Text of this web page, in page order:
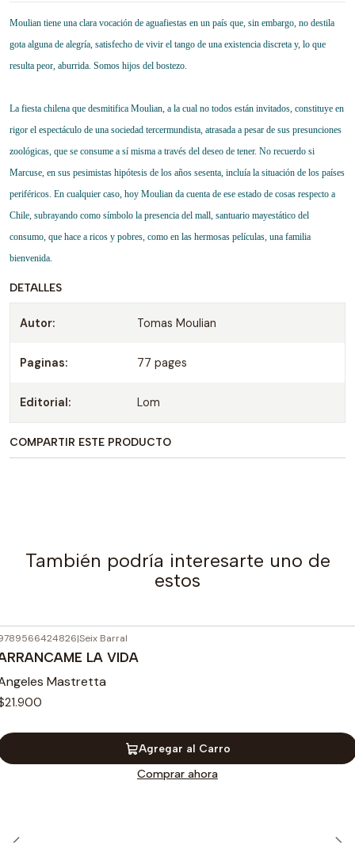
Moulian tiene una clara vocación de aguafiestas en un país que, sin embargo, no destila
gota alguna de alegría, satisfecho de vivir el tango de una existencia discreta y, lo que
resulta peor, aburrida. Somos hijos del bostezo.
La fiesta chilena que desmitifica Moulian, a la cual no todos están invitados, constituye en
rigor el espectáculo de una sociedad tercermundista, atrasada a pesar de sus presunciones
zoológicas, que se consume a sí misma a través del deseo de tener. No recuerdo si
Marcuse, en sus pesimistas hipótesis de los años sesenta, incluía la situación de los países
periféricos. En cualquier caso, hoy Moulian da cuenta de ese estado de cosas respecto a
Chile, subrayando como símbolo la presencia del mall, santuario mayestático del
consumo, que hace a ricos y pobres, como en las hermosas películas, una familia
bienvenida.
DETALLES
Autor: Tomas Moulian
Paginas: 77 pages
Editorial: Lom
COMPARTIR ESTE PRODUCTO
También podría interesarte uno de
estos
|Seix Barral
LA VIDA
Mastretta
Agregar al Carro
Comprar ahora